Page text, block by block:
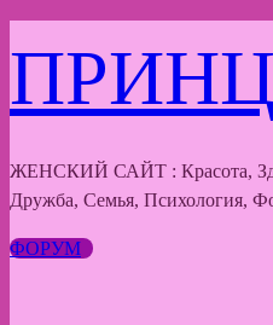
к
содержимому
ЖЕНСКИЙ САЙТ : Красота,
Дружба, Семья, Психология,
ФОРУМ